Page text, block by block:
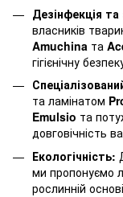
Дезінфекція та
власників
Amuchina та
гігієнічну
та ламінатом
Emulsio та
довговічність
Екологічність:
ми пропонуємо
рослинній